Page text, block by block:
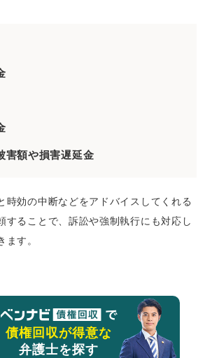
害額や損害遅延金
時効の中断などをアドバイスしてくれる
することで、訴訟や強制執行にも対応し
ます。
債権回収が得意な
弁護士を探す